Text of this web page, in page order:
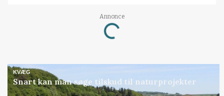
Annonce
Loading...
KVÆG
Snart kan man søge tilskud til naturprojekter